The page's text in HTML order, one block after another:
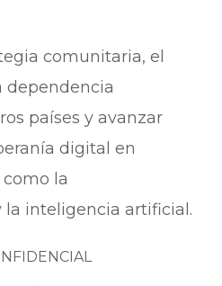
comunitaria, el
dependencia
países y avanzar
digital en
la
inteligencia artificial.